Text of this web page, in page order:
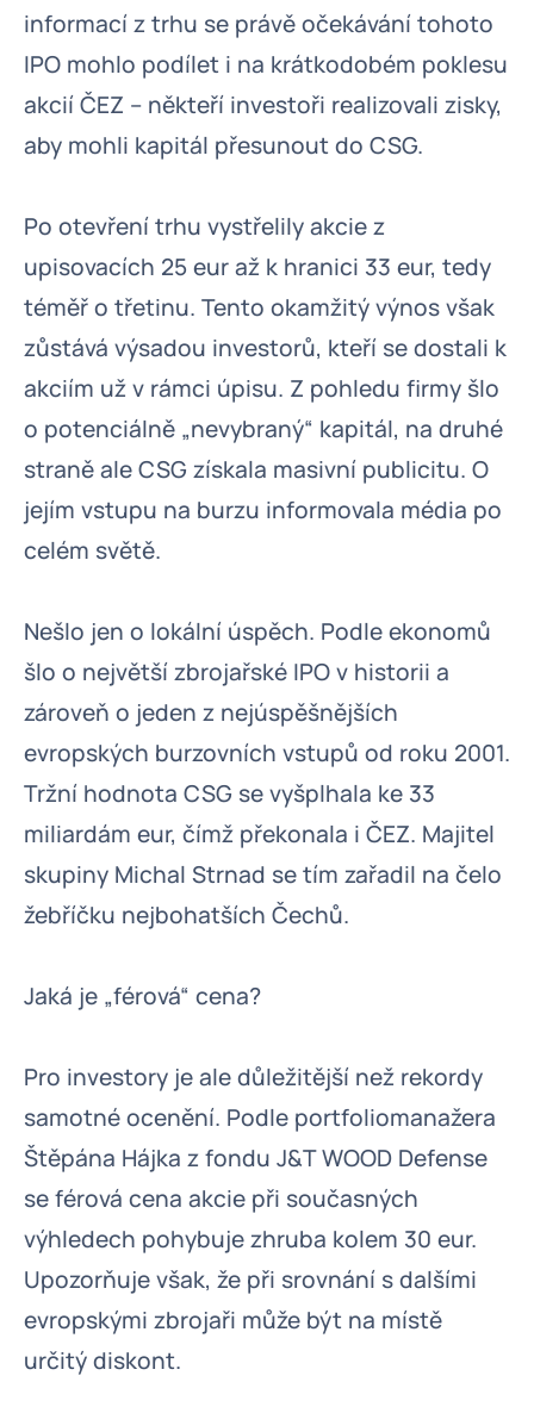
informací z trhu se právě očekávání tohoto
IPO mohlo podílet i na krátkodobém poklesu
akcií ČEZ – někteří investoři realizovali zisky,
aby mohli kapitál přesunout do CSG.
Po otevření trhu vystřelily akcie z
upisovacích 25 eur až k hranici 33 eur, tedy
téměř o třetinu. Tento okamžitý výnos však
zůstává výsadou investorů, kteří se dostali k
akciím už v rámci úpisu. Z pohledu firmy šlo
o potenciálně „nevybraný“ kapitál, na druhé
straně ale CSG získala masivní publicitu. O
jejím vstupu na burzu informovala média po
celém světě.
Nešlo jen o lokální úspěch. Podle ekonomů
šlo o největší zbrojařské IPO v historii a
zároveň o jeden z nejúspěšnějších
evropských burzovních vstupů od roku 2001.
Tržní hodnota CSG se vyšplhala ke 33
miliardám eur, čímž překonala i ČEZ. Majitel
skupiny Michal Strnad se tím zařadil na čelo
žebříčku nejbohatších Čechů.
Jaká je „férová“ cena?
Pro investory je ale důležitější než rekordy
samotné ocenění. Podle portfoliomanažera
Štěpána Hájka z fondu J&T WOOD Defense
se férová cena akcie při současných
výhledech pohybuje zhruba kolem 30 eur.
Upozorňuje však, že při srovnání s dalšími
evropskými zbrojaři může být na místě
určitý diskont.